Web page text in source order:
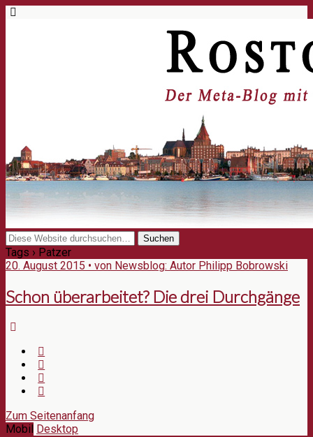
Tags › Patzer
20. August 2015 • von Newsblog: Autor Philipp Bobrowski
Schon überarbeitet? Die drei Durchgänge
Zum Seitenanfang
Mobil Desktop